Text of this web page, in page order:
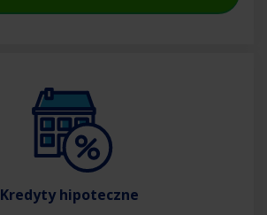
Kredyty hipoteczne